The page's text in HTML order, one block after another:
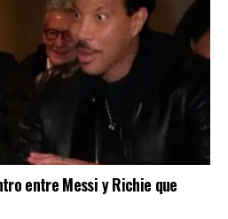
entre Messi y Richie que